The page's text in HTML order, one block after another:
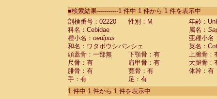
CebidaeSaguinus labiatus(0)
Cebidae Saguinus leucopus (0)
Cebidae
Cebidae
CebidaeSaguinus nigricollis (0)
Cebidae Saguinus oedipus
Cebidae Saguinus weddelli
Cebidae Saguinusspp.
Cebidae Aotus trivirgatus
Cebidae Cebus albifrons
■検索結果-----------1 件中 1 件から 1 件を表示中
剖検番号：02220
性別：M
年齢：
科名：Cebidae
属名：
種小名： oedipus
亜種小名
和名：ワタボウシパンシェ
英名：
頭蓋骨：一部無
下顎骨：有
上腕骨：
尺骨：有
肩甲骨：有
大腿骨：
腓骨：有
寛骨：有
体幹：有
手：有
足：有
1 件中 1 件から 1 件を表示中